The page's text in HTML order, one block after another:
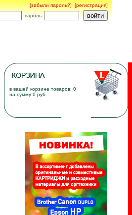
[забыли пароль?]
[регистрация]
пароль:
в вашей корзине товаров: 0
на сумму 0 руб.